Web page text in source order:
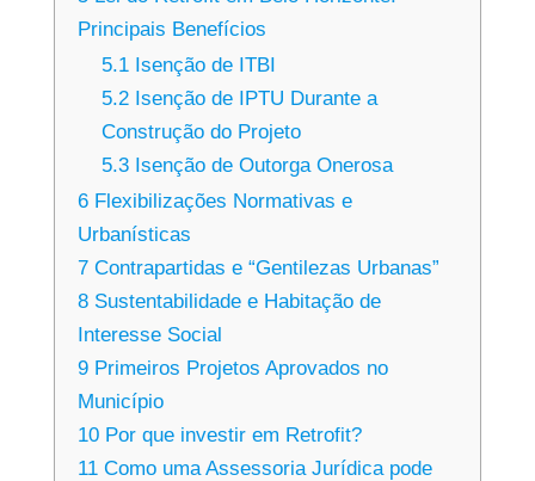
Principais Benefícios
5.1 Isenção de ITBI
5.2 Isenção de IPTU Durante a
Construção do Projeto
5.3 Isenção de Outorga Onerosa
6 Flexibilizações Normativas e
Urbanísticas
7 Contrapartidas e “Gentilezas Urbanas”
8 Sustentabilidade e Habitação de
Interesse Social
9 Primeiros Projetos Aprovados no
Município
10 Por que investir em Retrofit?
11 Como uma Assessoria Jurídica pode